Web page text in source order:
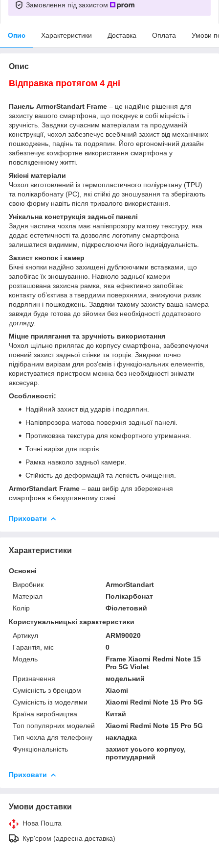
Замовлення під захистом
Опис Характеристики Доставка Оплата Умови
Опис
Відправка протягом 4 дні
Панель ArmorStandart Frame – це надійне рішення для
захисту вашого смартфона, що поєднує в собі міцність і
зручність. Завдяки сучасним матеріалам та продуманій
конструкції, чохол забезпечує всебічний захист від механічних
пошкоджень, падінь та подряпин. Його ергономічний дизайн
забезпечує комфортне використання смартфона у
повсякденному житті.
Якісні матеріали
Чохол виготовлений із термопластичного поліуретану (TPU)
та полікарбонату (PC), які стійкі до зношування та зберігають
свою форму навіть після тривалого використання.
Унікальна конструкція задньої панелі
Задня частина чохла має напівпрозору матову текстуру, яка
додає естетичності та дозволяє логотипу смартфона
залишатися видимим, підкреслюючи його індивідуальність.
Захист кнопок і камер
Бічні кнопки надійно захищені дублюючими вставками, що
запобігає їх зношуванню. Навколо задньої камери
розташована захисна рамка, яка ефективно запобігає
контакту об’єктива з твердими поверхнями, знижуючи ризик
подряпин і пошкоджень. Завдяки такому захисту ваша камера
завжди буде готова до зйомки без необхідності додаткового
догляду.
Міцне прилягання та зручність використання
Чохол щільно прилягає до корпусу смартфона, забезпечуючи
повний захист задньої стінки та торців. Завдяки точно
підібраним вирізам для роз'ємів і функціональних елементів,
користуватися пристроєм можна без необхідності знімати
аксесуар.
Особливості:
Надійний захист від ударів і подряпин.
Напівпрозора матова поверхня задньої панелі.
Протиковзка текстура для комфортного утримання.
Точні вирізи для портів.
Рамка навколо задньої камери.
Стійкість до деформацій та легкість очищення.
ArmorStandart Frame – ваш вибір для збереження
смартфона в бездоганному стані.
Приховати
Характеристики
Основні
Виробник
ArmorStandart
Матеріал
Полікарбонат
Колір
Фіолетовий
Користувальницькі характеристики
Артикул
ARM90020
Гарантія, міс
0
Мoдель
Frame Xiaomi Redmi Note 15
Pro 5G Violet
Призначення
модельний
Сумісність з брендом
Xiaomi
Сумісність із моделями
Xiaomi Redmi Note 15 Pro 5G
Країна виробництва
Китай
Топ популярних моделей
Xiaomi Redmi Note 15 Pro 5G
Тип чохла для телефону
накладка
Функціональність
захист усього корпусу,
протиударний
Приховати
Умови доставки
Нова Пошта
Кур'єром (адресна доставка)